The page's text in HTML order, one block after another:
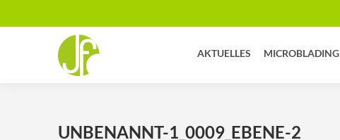
AKTUELLES MICROBLADING
UNBENANNT-1_0009_EBENE-2